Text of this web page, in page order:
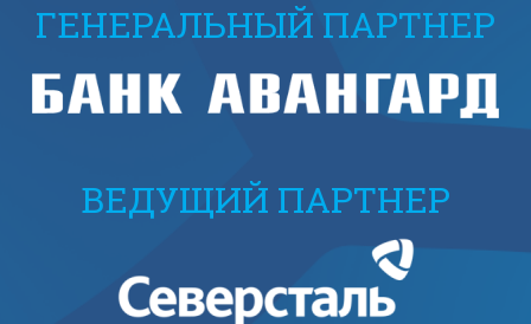
ГЕНЕРАЛЬНЫЙ ПАРТНЕР
ВЕДУЩИЙ ПАРТНЕР